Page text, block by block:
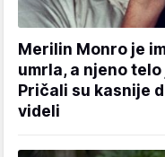
Merilin Monro je
umrla, a njeno
Pričali su kasnije
videli